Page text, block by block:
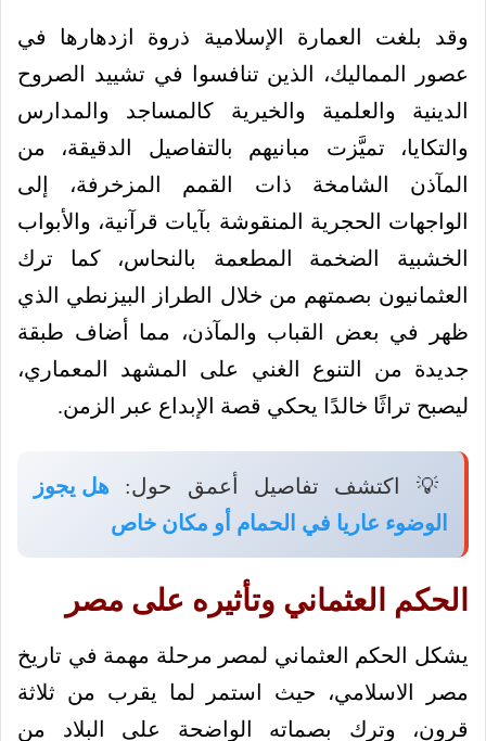
وقد بلغت العمارة الإسلامية ذروة ازدهارها في
عصور المماليك، الذين تنافسوا في تشييد الصروح
الدينية والعلمية والخيرية كالمساجد والمدارس
والتكايا، تميَّزت مبانيهم بالتفاصيل الدقيقة، من
المآذن الشامخة ذات القمم المزخرفة، إلى
الواجهات الحجرية المنقوشة بآيات قرآنية، والأبواب
الخشبية الضخمة المطعمة بالنحاس، كما ترك
العثمانيون بصمتهم من خلال الطراز البيزنطي الذي
ظهر في بعض القباب والمآذن، مما أضاف طبقة
جديدة من التنوع الغني على المشهد المعماري،
ليصبح تراثًا خالدًا يحكي قصة الإبداع عبر الزمن.
💡 اكتشف تفاصيل أعمق حول: هل يجوز
الوضوء عاريا في الحمام أو مكان خاص
الحكم العثماني وتأثيره على مصر
يشكل الحكم العثماني لمصر مرحلة مهمة في تاريخ
مصر الاسلامي، حيث استمر لما يقرب من ثلاثة
قرون، وترك بصماته الواضحة على البلاد من